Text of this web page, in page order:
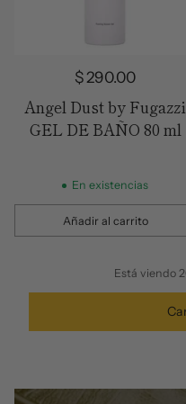
$ 290.00
Angel Dust by Fugazzi
GEL DE BAÑO 80 ml
En existencias
Añadir al carrito
Cantidad
Está viendo